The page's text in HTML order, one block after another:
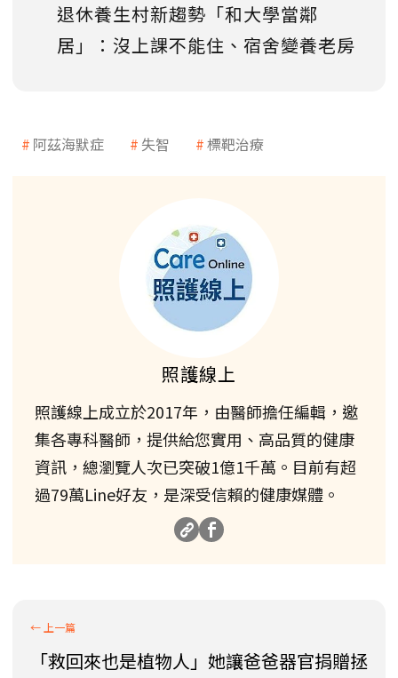
退休養生村新趨勢「和大學當鄰
居」：沒上課不能住、宿舍變養老房
阿茲海默症 失智 標靶治療
照護線上
照護線上成立於2017年，由醫師擔任編輯，邀
集各專科醫師，提供給您實用、高品質的健康
資訊，總瀏覽人次已突破1億1千萬。目前有超
過79萬Line好友，是深受信賴的健康媒體。
「救回來也是植物人」她讓爸爸器官捐贈拯